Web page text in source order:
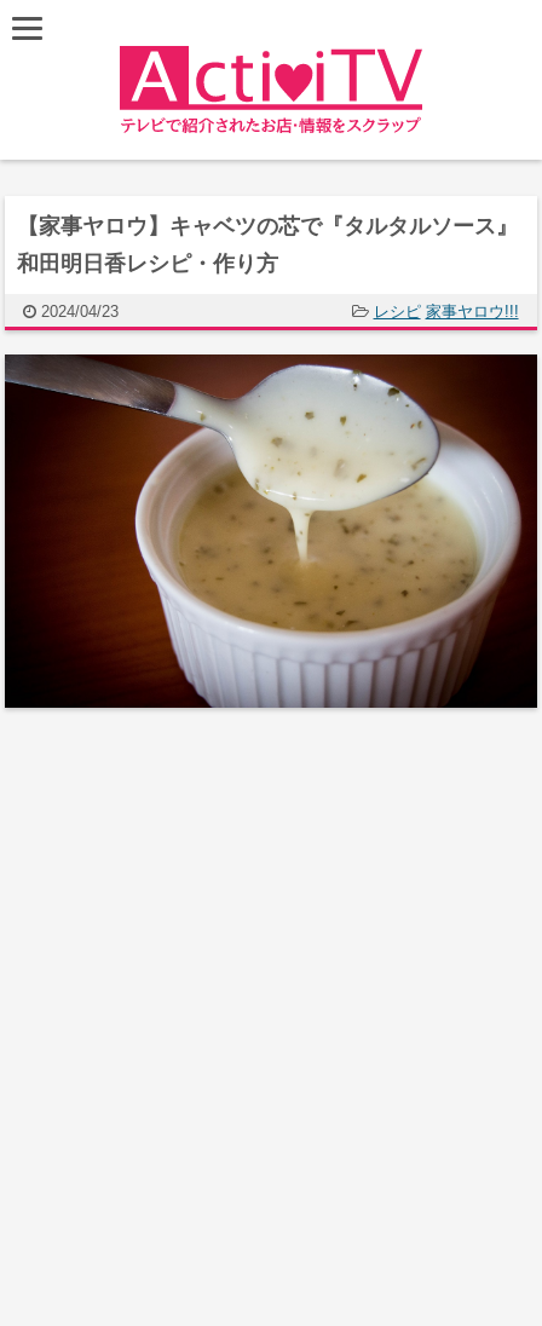
【家事ヤロウ】キャベツの芯で『タルタルソース』
和田明日香レシピ・作り方
2024/04/23 レシピ 家事ヤロウ!!!